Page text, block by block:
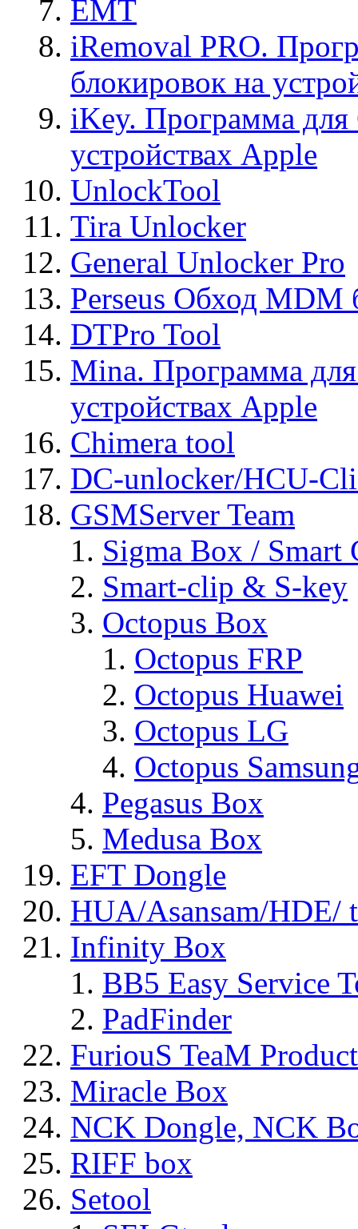
EMT
iRemoval PRO.
блокировок на
iKey. Программа для
устройствах Apple
UnlockTool
Tira Unlocker
General Unlocker Pro
Perseus Обход MDM
DTPro Tool
Mina. Программа
устройствах Apple
Chimera tool
DC-unlocker/HCU-
GSMServer Team
Sigma Box / Smart
Smart-clip & S-key
Octopus Box
Octopus FRP
Octopus Huawei
Octopus LG
Octopus
Pegasus Box
Medusa Box
EFT Dongle
HUA/Asansam/HDE/
Infinity Box
BB5 Easy Service
PadFinder
FuriouS TeaM
Miracle Box
NCK Dongle, NCK
RIFF box
Setool